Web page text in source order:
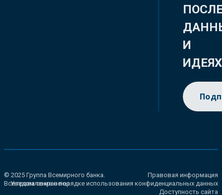
И
ИДЕЯХ
© 2025 Группа Всемирного банка.
Все права сохранены.
Правовая информация
Уведомление о порядке использования конфиденциальных данных
Доступность сайта